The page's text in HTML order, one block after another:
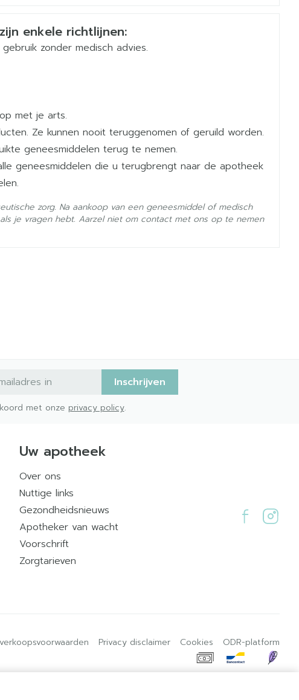
enkele richtlijnen:
zonder medisch advies.
met je arts.
Ze kunnen nooit teruggenomen of geruild worden.
geneesmiddelen terug te nemen.
geneesmiddelen die u terugbrengt naar de apotheek
zorg. Na aankoop van een geneesmiddel of medisch
je vragen hebt. Aarzel niet om contact met ons op te nemen
Inschrijven
met onze privacy policy.
Uw apotheek
Over ons
Nuttige links
Gezondheidsnieuws
Apotheker van wacht
Voorschrift
Zorgtarieven
Privacy disclaimer Cookies ODR-platform